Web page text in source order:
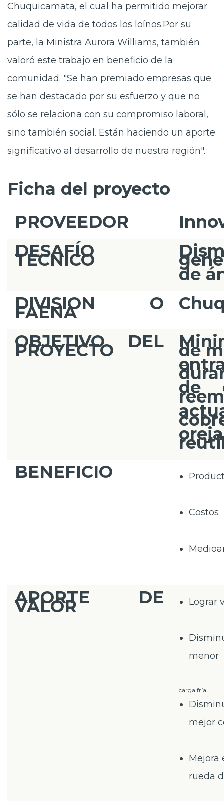
Chuquicamata, el cual ha permitido mejorar
calidad de vida de todos los loínos.Por su
parte, la Ministra Aurora Williams, también
valoró este trabajo en beneficio de la
comunidad. "Se han premiado empresas que
se han destacado por su esfuerzo y que no
sólo se relaciona con su compromiso laboral,
sino también social. Están haciendo un aporte
significativo al desarrollo de nuestra región".
Ficha del proyecto
PROVEEDOR
DESAFÍO
TÉCNICO
de
DIVISION O
FAENA
OBJETIVO DEL
PROYECTO de
de
BENEFICIO
Costos
APORTE DE
VALOR Lograr
menor
carga fría
mejor
Mejora
rueda